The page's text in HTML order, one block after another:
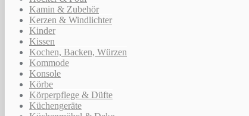
Kamin & Zubehör
Kerzen & Windlichter
Kinder
Kissen
Kochen, Backen, Würzen
Kommode
Konsole
Körbe
Körperpflege & Düfte
Küchengeräte